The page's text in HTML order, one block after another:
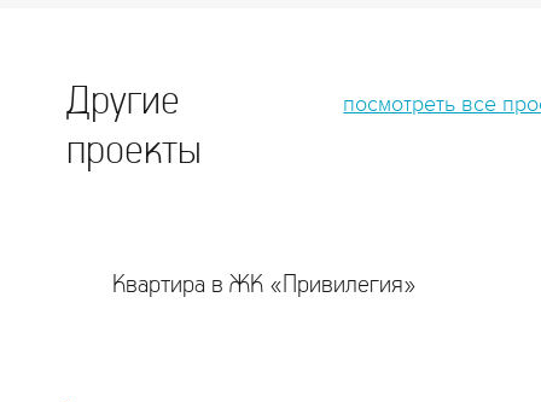
Другие
проекты
посмотреть все
Квартира в ЖК «Привилегия»